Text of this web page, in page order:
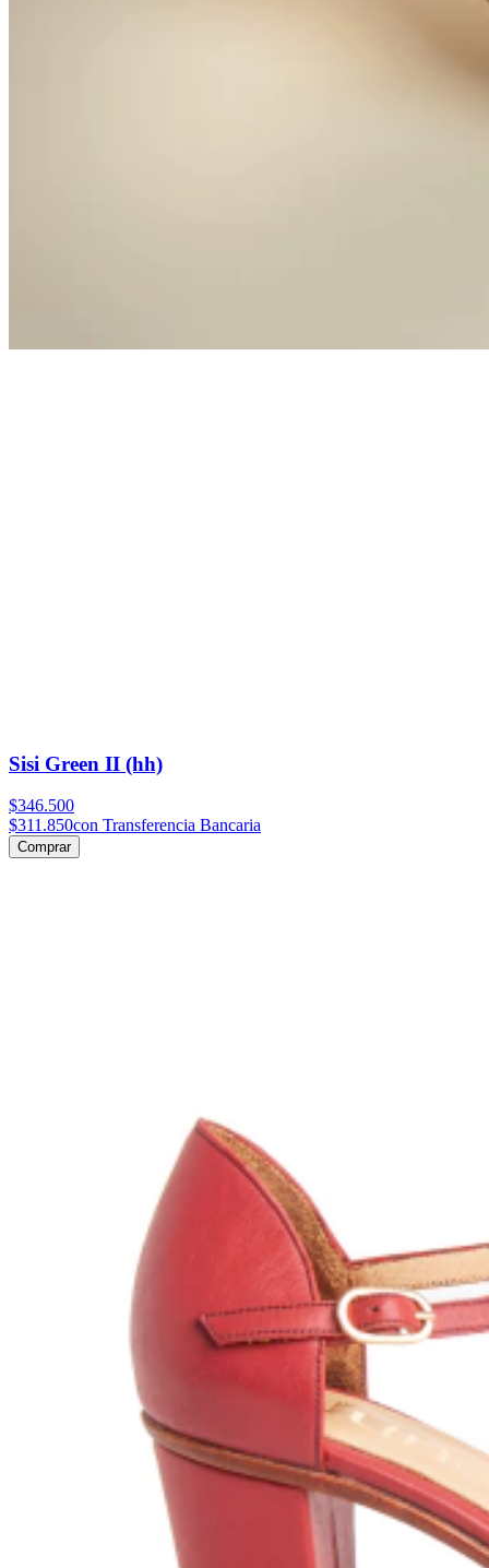
Sisi Green II (hh)
$346.500
$311.850con Transferencia Bancaria
Comprar